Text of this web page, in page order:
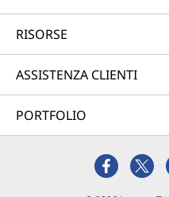
RISORSE
ASSISTENZA CLIENTI
PORTFOLIO